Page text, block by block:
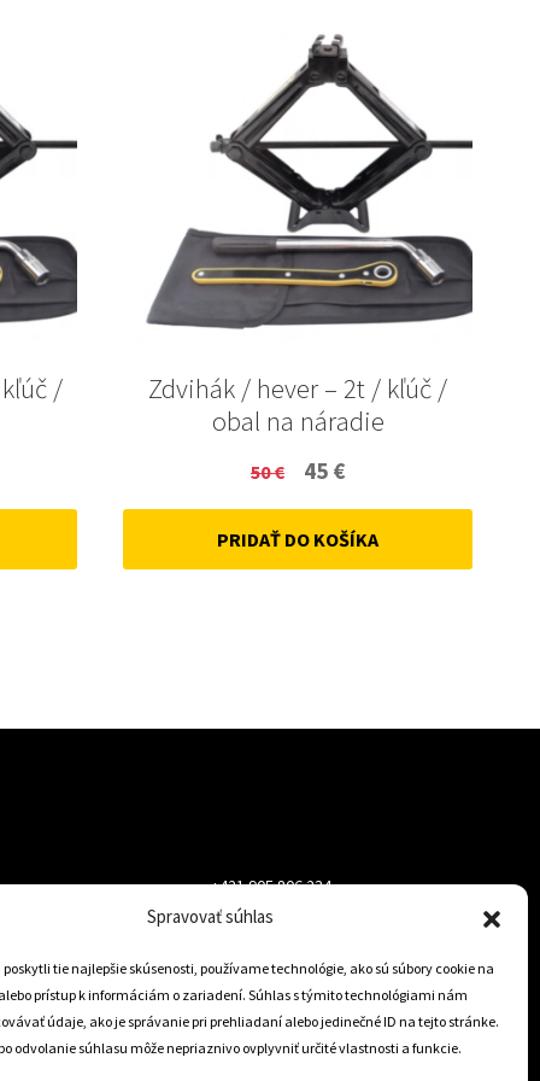
Spravovať súhlas
tie najlepšie skúsenosti, používame technológie, ako sú súbory cookie na
prístup k informáciám o zariadení. Súhlas s týmito technológiami nám
údaje, ako je správanie pri prehliadaní alebo jedinečné ID na tejto stránke.
odvolanie súhlasu môže nepriaznivo ovplyvniť určité vlastnosti a funkcie.
/
Zdvihák / hever – 2t / kľúč /
obal na náradie
50€
Original
price
was:
45 €Current
price
is:
PRIDAŤ DO KOŠÍKA
+421 905 806 234
info@dojazdovekolesa.com
Český Eshop